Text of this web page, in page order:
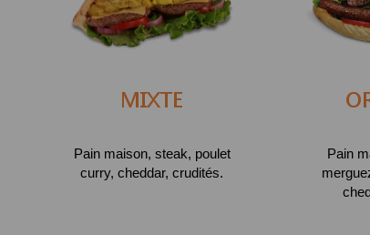
MIXTE
Pain maison, steak, poulet
curry, cheddar, crudités.
Pain